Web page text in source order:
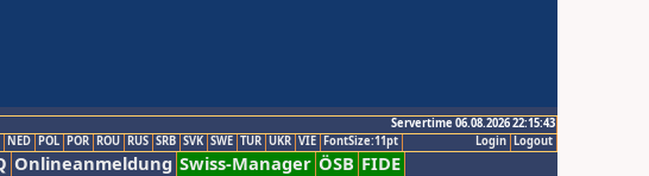
Servertime 06.08.2026 22:15:43
Logout
Login
NED POL POR ROU RUS SRB SVK SWE TUR UKR VIE FontSize:11pt
Onlineanmeldung Swiss-Manager ÖSB FIDE